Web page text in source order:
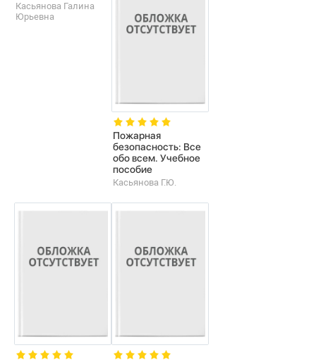
Касьянова Галина
Юрьевна
Пожарная
безопасность: Все
обо всем. Учебное
пособие
Касьянова Г.Ю.